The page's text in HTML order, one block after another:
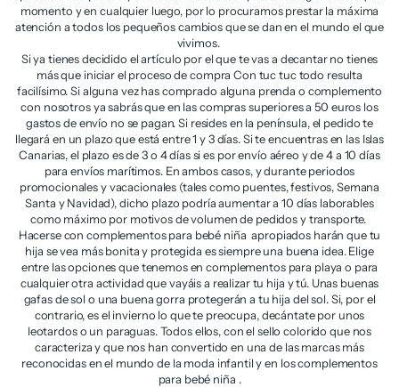
momento y en cualquier luego, por lo procuramos prestar la máxima
atención a todos los pequeños cambios que se dan en el mundo el que
vivimos.
Si ya tienes decidido el artículo por el que te vas a decantar no tienes
más que iniciar el proceso de compra Con tuc tuc todo resulta
facilísimo. Si alguna vez has comprado alguna prenda o complemento
con nosotros ya sabrás que en las compras superiores a 50 euros los
gastos de envío no se pagan. Si resides en la península, el pedido te
llegará en un plazo que está entre 1 y 3 días. Si te encuentras en las Islas
Canarias, el plazo es de 3 o 4 días si es por envío aéreo y de 4 a 10 días
para envíos marítimos. En ambos casos, y durante periodos
promocionales y vacacionales (tales como puentes, festivos, Semana
Santa y Navidad), dicho plazo podría aumentar a 10 días laborables
como máximo por motivos de volumen de pedidos y transporte.
Hacerse con complementos para bebé niña apropiados harán que tu
hija se vea más bonita y protegida es siempre una buena idea. Elige
entre las opciones que tenemos en complementos para playa o para
cualquier otra actividad que vayáis a realizar tu hija y tú. Unas buenas
gafas de sol o una buena gorra protegerán a tu hija del sol. Si, por el
contrario, es el invierno lo que te preocupa, decántate por unos
leotardos o un paraguas. Todos ellos, con el sello colorido que nos
caracteriza y que nos han convertido en una de las marcas más
reconocidas en el mundo de la moda infantil y en los complementos
para bebé niña .